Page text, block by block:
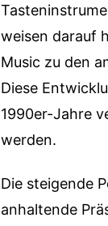
weisen darauf
Music zu den
Diese
1990er-Jahre
werden.
Die steigende
anhaltende